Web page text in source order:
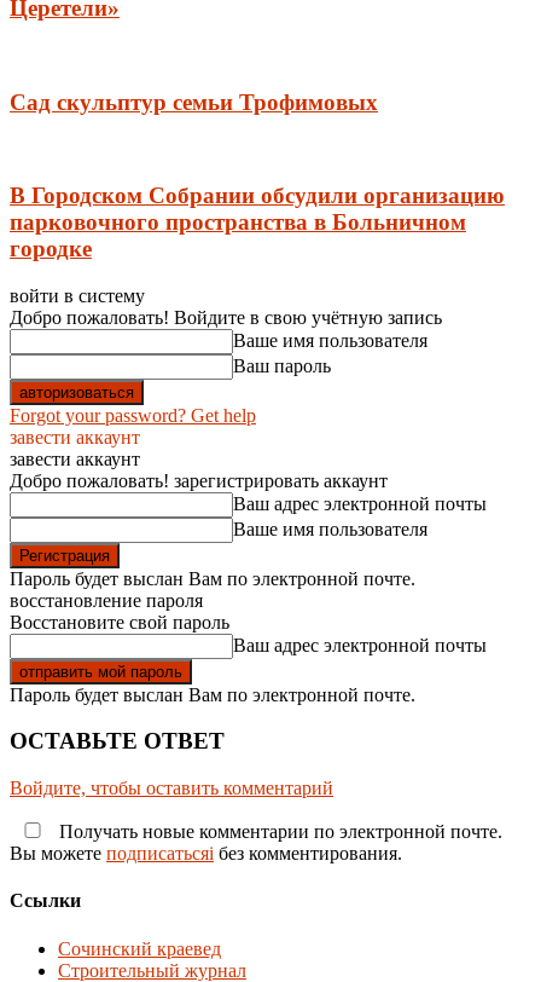
Церетели»
Сад скульптур семьи Трофимовых
В Городском Собрании обсудили организацию
парковочного пространства в Больничном
городке
войти в систему
Добро пожаловать! Войдите в свою учётную запись
Ваше имя пользователя
Ваш пароль
Forgot your password? Get help
завести аккаунт
завести аккаунт
Добро пожаловать! зарегистрировать аккаунт
Ваш адрес электронной почты
Ваше имя пользователя
Пароль будет выслан Вам по электронной почте.
восстановление пароля
Восстановите свой пароль
Ваш адрес электронной почты
Пароль будет выслан Вам по электронной почте.
ОСТАВЬТЕ ОТВЕТ
Войдите, чтобы оставить комментарий
Получать новые комментарии по электронной почте.
Вы можете подписатьсяi без комментирования.
Ссылки
Сочинский краевед
Строительный журнал